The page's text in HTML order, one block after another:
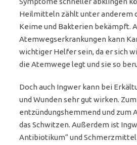
Heilmitteln zählt unter anderem
Keime und Bakterien bekämpft.
Atemwegserkrankungen kann
wichtiger Helfer sein, da er sich
die Atemwege legt und sie so
Doch auch Ingwer kann bei
und Wunden sehr gut wirken.
entzündungshemmend und zum
das Schwitzen. Außerdem ist
Antibiotikum“ und Schmerzmittel